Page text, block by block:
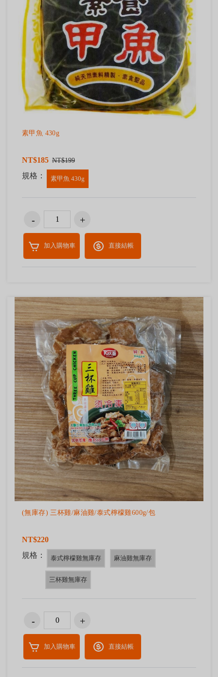
素甲魚 430g
NT$185 NT$199
規格： 素甲魚 430g
加入購物車 直接結帳
(無庫存) 三杯雞/麻油雞/泰式檸檬雞600g/包
NT$220
規格：
泰式檸檬雞無庫存 麻油雞無庫存
三杯雞無庫存
加入購物車 直接結帳